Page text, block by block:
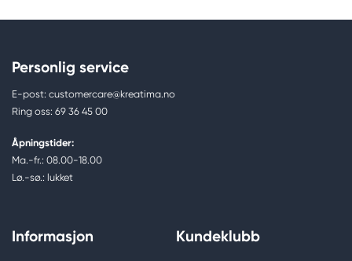
Personlig service
E-post: customercare@kreatima.no
Ring oss: 69 36 45 00
Åpningstider:
Ma.-fr.: 08.00-18.00
Lø.-sø.: lukket
Informasjon Kundeklubb